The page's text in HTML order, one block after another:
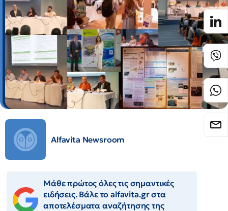
Alfavita Newsroom
Μάθε πρώτος όλες τις σημαντικές
ειδήσεις. Βάλε το alfavita.gr στα
αποτελέσματα αναζήτησης της